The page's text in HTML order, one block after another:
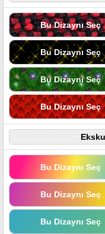
Bu Dizaynı Seç
Bu Dizaynı Seç
Bu Dizaynı Seç
Bu Dizaynı Seç
Bu Dizaynı Seç
Bu Dizaynı Seç
Bu Dizaynı Seç